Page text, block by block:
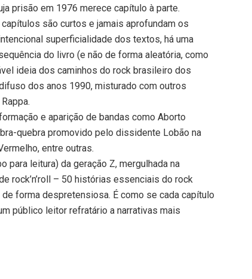
prisão em 1976 merece capítulo à parte.
são curtos e jamais aprofundam os
superficialidade dos textos, há uma
do livro (e não de forma aleatória, como
ideia dos caminhos do rock brasileiro dos
dos anos 1990, misturado com outros
e aparição de bandas como Aborto
quebra promovido pelo dissidente Lobão na
entre outras.
para leitura) da geração Z, mergulhada na
rock’n’roll – 50 histórias essenciais do rock
forma despretensiosa. É como se cada capítulo
público leitor refratário a narrativas mais